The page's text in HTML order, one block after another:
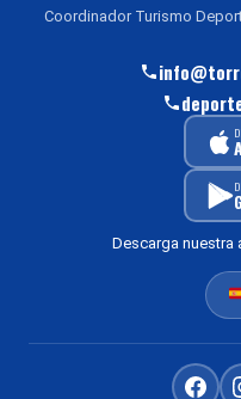
Coordinador Turismo
Descarga nuestra